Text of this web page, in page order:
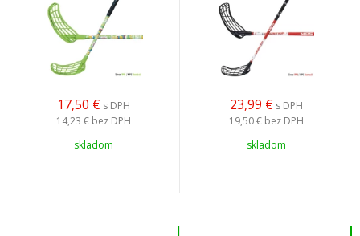
17,50 € s DPH
14,23 € bez DPH
skladom
23,99 € s DPH
19,50 € bez DPH
skladom